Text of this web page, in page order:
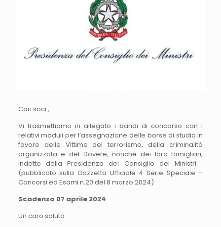
Cari soci ,
Vi trasmettiamo in allegato i bandi di concorso con i
relativi moduli per l’assegnazione delle borse di studio in
favore delle Vittime del terrorismo, della criminalità
organizzata e del Dovere, nonché dei loro famigliari,
indetto della Presidenza del Consiglio dei Ministri .
(pubblicato sulla Gazzetta Ufficiale 4 Serie Speciale –
Concorsi ed Esami n.20 del 8 marzo 2024)
Scadenza 07 aprile 2024
Un caro saluto .